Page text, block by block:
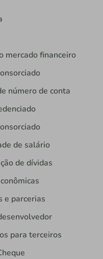
mercado financeiro
número de conta
de salário
de dívidas
e parcerias
para terceiros